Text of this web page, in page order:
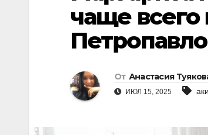
чаще всего
От Анастасия
ИЮЛ 15, 2025